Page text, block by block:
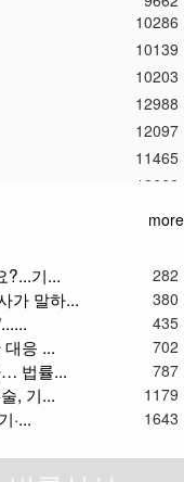
10139
10203
12988
12097
11465
12668
11616
11571
11866
11110
11034
11271
11219
12172
more
?...기... 282
가 말하... 380
435
대응 ... 702
… 법률... 787
, 기... 1179
·... 1643